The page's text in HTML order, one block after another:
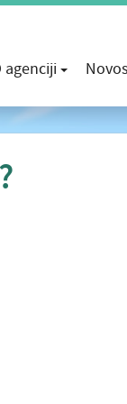
agenciji